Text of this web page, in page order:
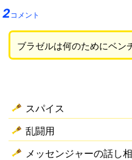
2コメント
ブラゼルは何のためにベン
スパイス
乱闘用
メッセンジャーの話し